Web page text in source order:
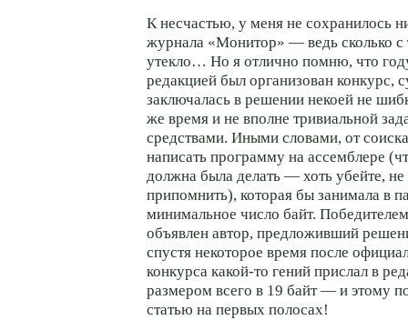
К несчастью, у меня не сохранилось
журнала «Монитор» — ведь сколько с
утекло… Но я отлично помню, что
редакцией был организован конкурс,
заключалась в решении некоей не
же время и не вполне тривиальной
средствами. Иными словами, от
написать программу на ассемблере
должна была делать — хоть убейте, не
припомнить), которая бы занимала в
минимальное число байт.
объявлен автор, предложивший
спустя некоторое время после
конкурса какой-то гений прислал в
размером всего в 19 байт — и этому
статью на первых полосах!